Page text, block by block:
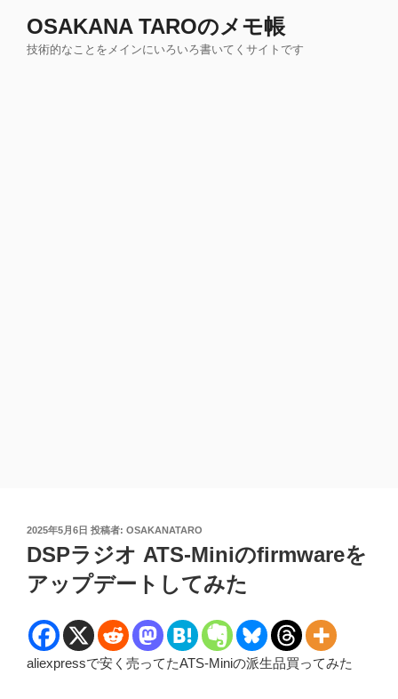
OSAKANA TAROのメモ帳
技術的なことをメインにいろいろ書いてくサイトです
投
稿
日:
2025年5月6日 投稿者: OSAKANATARO
DSPラジオ ATS-Miniのfirmwareを
アップデートしてみた
aliexpressで安く売ってたATS-Miniの派生品買ってみた